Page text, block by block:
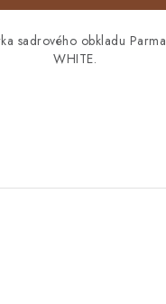
sadrového obkladu
WHITE.